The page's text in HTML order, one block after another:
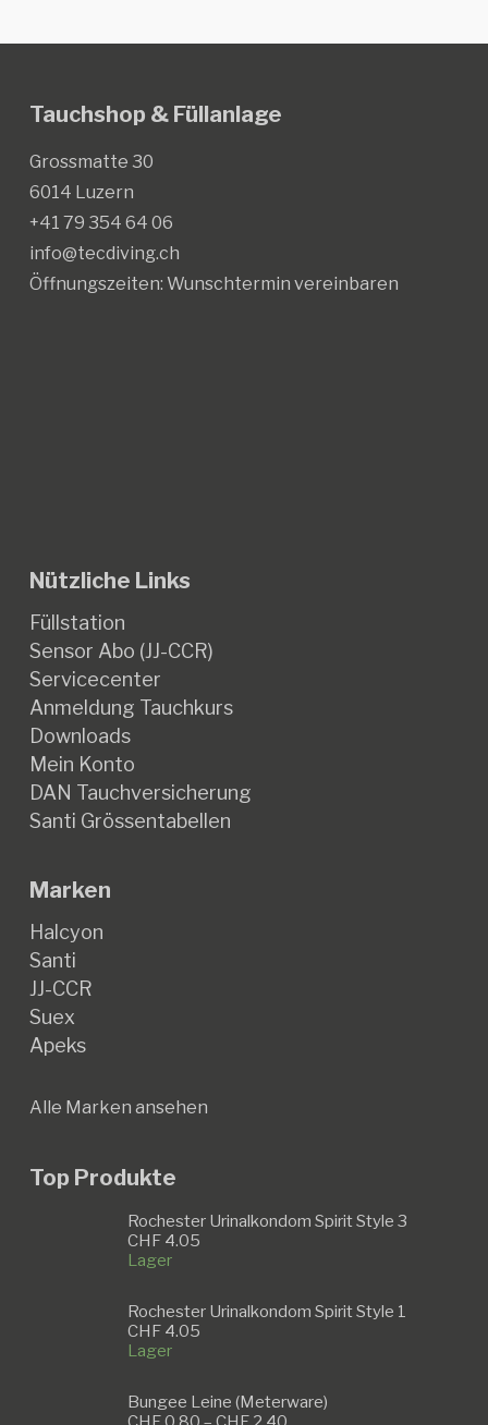
Tauchshop & Füllanlage
Grossmatte 30
6014 Luzern
+41 79 354 64 06
info@tecdiving.ch
Öffnungszeiten: Wunschtermin vereinbaren
Nützliche Links
Füllstation
Sensor Abo (JJ-CCR)
Servicecenter
Anmeldung Tauchkurs
Downloads
Mein Konto
DAN Tauchversicherung
Santi Grössentabellen
Marken
Halcyon
Santi
JJ-CCR
Suex
Apeks
Alle Marken ansehen
Top Produkte
Rochester Urinalkondom Spirit Style 3
CHF4.05
Lager
Rochester Urinalkondom Spirit Style 1
CHF4.05
Lager
Bungee Leine (Meterware)
Preisspanne: